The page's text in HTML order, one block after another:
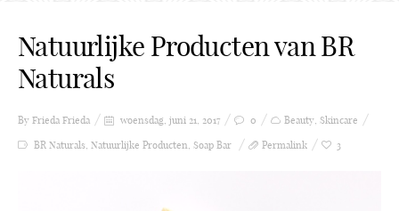
Natuurlijke Producten van BR
Naturals
By Frieda Frieda woensdag, juni 21, 2017 0 Beauty, Skincare
BR Naturals, Natuurlijke Producten, Soap Bar Permalink 3